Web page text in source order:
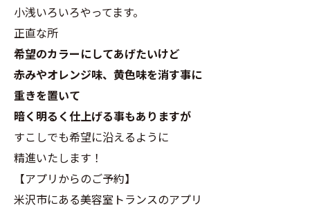
小浅いろいろやってます。
正直な所
希望のカラーにしてあげたいけど
赤みやオレンジ味、黄色味を消す事に
重きを置いて
暗く明るく仕上げる事もありますが
すこしでも希望に沿えるように
精進いたします！
【アプリからのご予約】
米沢市にある美容室トランスのアプリ